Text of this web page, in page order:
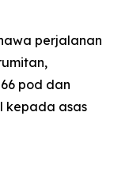
perjalanan
pod dan
kepada asas